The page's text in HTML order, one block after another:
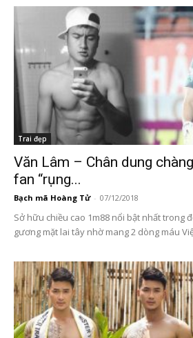
Trai đẹp
Văn Lâm – Chân dung
fan “rụng...
Bạch mã Hoàng Tử - 07/12/2018
Sở hữu chiều cao 1m88 nổi bật nhất trong
gương mặt lai tây nhờ mang 2 dòng máu